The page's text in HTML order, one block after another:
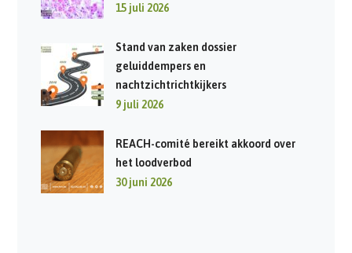
15 juli 2026
Stand van zaken dossier
geluiddempers en
nachtzichtrichtkijkers
9 juli 2026
REACH-comité bereikt akkoord over
het loodverbod
30 juni 2026